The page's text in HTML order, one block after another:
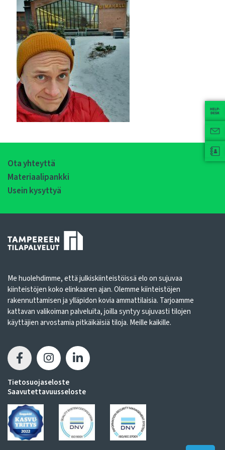
Ota yhteyttä
Materiaalipankki
Usein kysyttyä
Me huolehdimme, että julkiskiinteistöissä elo on sujuvaa
kiinteistöjen koko elinkaaren ajan. Olemme kiinteistöjen
rakennuttamisen ja ylläpidon kovia ammattilaisia. Tarjoamme
kattavan valikoiman palveluita, joilla syntyy sujuvasti tilojen
käyttäjien arvostamia pitkäikäisiä tiloja. Meille kaikille.
Tietosuojaseloste
Saavutettavuusseloste